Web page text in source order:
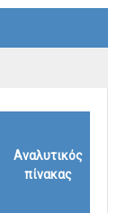
Αναλυτικός
πίνακας